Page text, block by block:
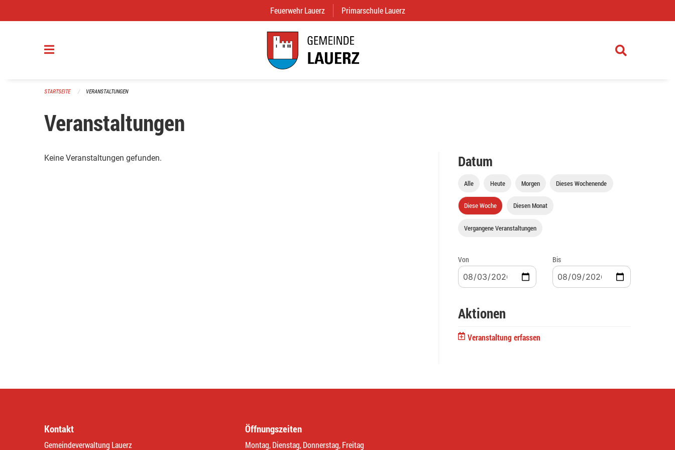
Feuerwehr Lauerz (External Link)
Primarschule Lauerz
STARTSEITE VERANSTALTUNGEN
Veranstaltungen
Keine Veranstaltungen gefunden. Datum
Alle Heute Morgen Dieses Wochenende
Diese Woche Diesen Monat
Vergangene Veranstaltungen
Von Bis
Aktionen
Veranstaltung erfassen
Kontakt
Gemeindeverwaltung Lauerz
Öffnungszeiten
Montag, Dienstag, Donnerstag, Freitag